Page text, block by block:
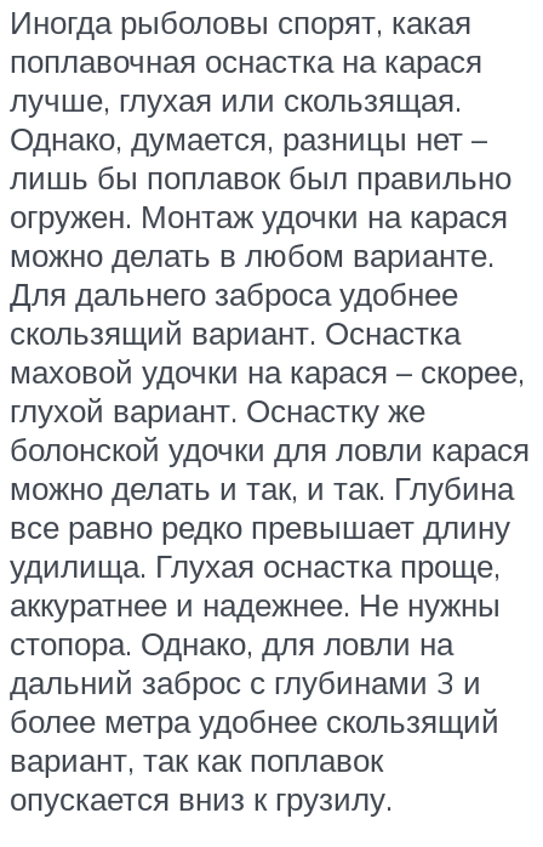
Иногда рыболовы спорят, какая
поплавочная оснастка на карася
лучше, глухая или скользящая.
Однако, думается, разницы нет –
лишь бы поплавок был правильно
огружен. Монтаж удочки на карася
можно делать в любом варианте.
Для дальнего заброса удобнее
скользящий вариант. Оснастка
маховой удочки на карася – скорее,
глухой вариант. Оснастку же
болонской удочки для ловли карася
можно делать и так, и так. Глубина
все равно редко превышает длину
удилища. Глухая оснастка проще,
аккуратнее и надежнее. Не нужны
стопора. Однако, для ловли на
дальний заброс с глубинами 3 и
более метра удобнее скользящий
вариант, так как поплавок
опускается вниз к грузилу.